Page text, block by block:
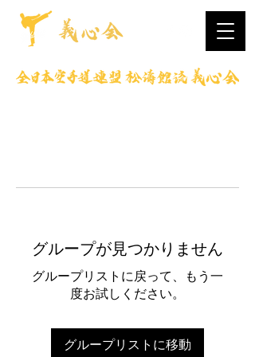
グループが見つかりません
グループリストに戻って、もう一
度お試しください。
グループリストに移動